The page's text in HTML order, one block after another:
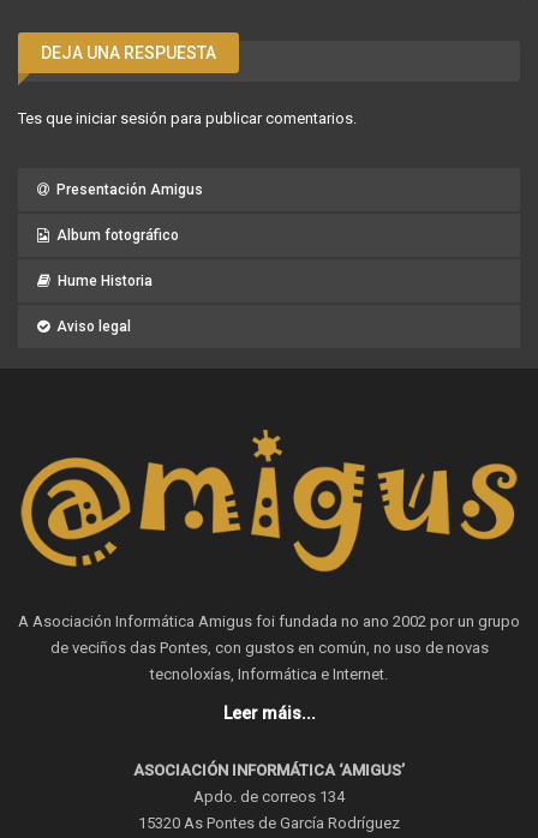
DEJA UNA RESPUESTA
Tes que iniciar sesión para publicar comentarios.
Presentación Amigus
Album fotográfico
Hume Historia
Aviso legal
A Asociación Informática Amigus foi fundada no ano 2002 por un grupo
de veciños das Pontes, con gustos en común, no uso de novas
tecnoloxías, Informática e Internet.
Leer máis...
ASOCIACIÓN INFORMÁTICA ‘AMIGUS’
Apdo. de correos 134
15320 As Pontes de García Rodríguez